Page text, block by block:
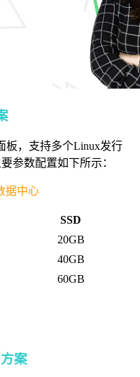
板，支持多个Linux发行
参数配置如下所示：
据中心
SSD
20GB
40GB
60GB
案